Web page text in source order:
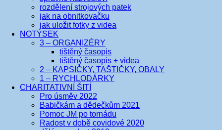
rozdělení strojových patek
jak na obnitkovačku
jak uložit fotky z videa
NOTÝSEK
3 – ORGANIZÉRY
tištěný časopis
tištěný časopis + videa
2 – KAPSIČKY, TAŠTIČKY, OBALY
1 – RYCHLODÁRKY
CHARITATIVNÍ ŠITÍ
Pro úsměv 2022
Babičkám a dědečkům 2021
Pomoc JM po tornádu
Radost v době covidové 2020